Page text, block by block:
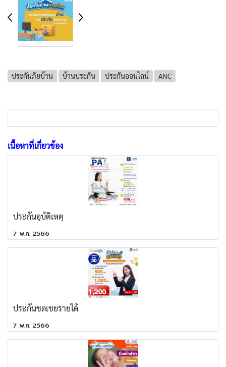
ประกันภัยบ้าน บ้านประกัน ประกันออนไลน์ ANC
เนื้อหาที่เกี่ยวข้อง
ประกันอุบัติเหตุ
7 พ.ค. 2566
ประกันชดเชยรายได้
7 พ.ค. 2566